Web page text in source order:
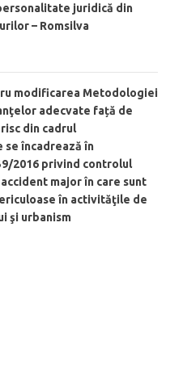
juridică din
– Romsilva
modificarea Metodologiei
adecvate față de
din cadrul
se încadrează în
2016 privind controlul
major în care sunt
în activităţile de
şi urbanism